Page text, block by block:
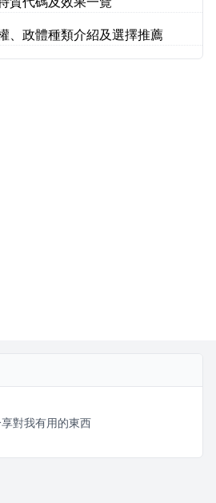
、政體種類介紹及選擇推薦
對我有用的東西